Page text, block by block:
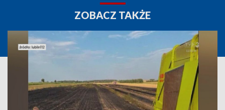
ZOBACZ TAKŻE